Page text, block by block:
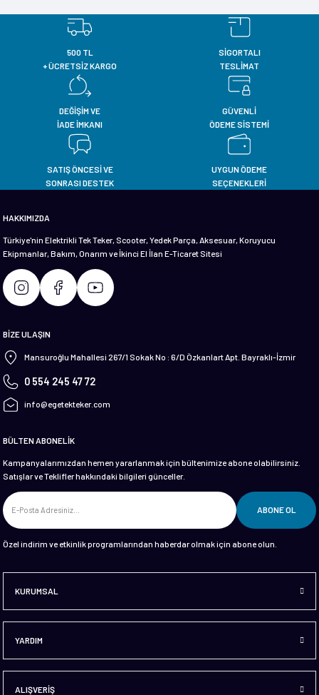
500 TL
+ ÜCRETSİZ KARGO
SİGORTALI
TESLİMAT
DEĞİŞİM VE
İADE İMKANI
GÜVENLİ
ÖDEME SİSTEMİ
SATIŞ ÖNCESİ VE
SONRASI DESTEK
UYGUN ÖDEME
SEÇENEKLERİ
HAKKIMIZDA
Türkiye'nin Elektrikli Tek Teker, Scooter, Yedek Parça, Aksesuar, Koruyucu
Ekipmanlar, Bakım, Onarım ve İkinci El İlan E-Ticaret Sitesi
BİZE ULAŞIN
Mansuroğlu Mahallesi 267/1 Sokak No : 6/D Özkanlart Apt. Bayraklı-İzmir
0 554 245 47 72
info@egetekteker.com
KURUMSAL
YARDIM
ALIŞVERİŞ
BÜLTEN ABONELİK
Kampanyalarımızdan hemen yararlanmak için bültenimize abone olabilirsiniz.
Satışlar ve Teklifler hakkındaki bilgileri günceller.
ABONE OL
Özel indirim ve etkinlik programlarından haberdar olmak için abone olun.